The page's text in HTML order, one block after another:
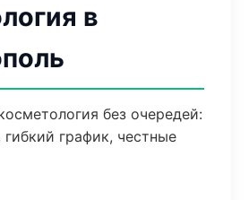
в
без очередей:
гибкий график, честные